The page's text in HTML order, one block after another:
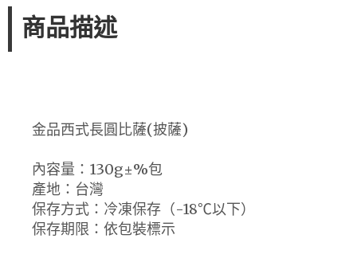
商品描述
金品西式長圓比薩(披薩)
內容量：130g±%包
產地：台灣
保存方式：冷凍保存（-18℃以下）
保存期限：依包裝標示